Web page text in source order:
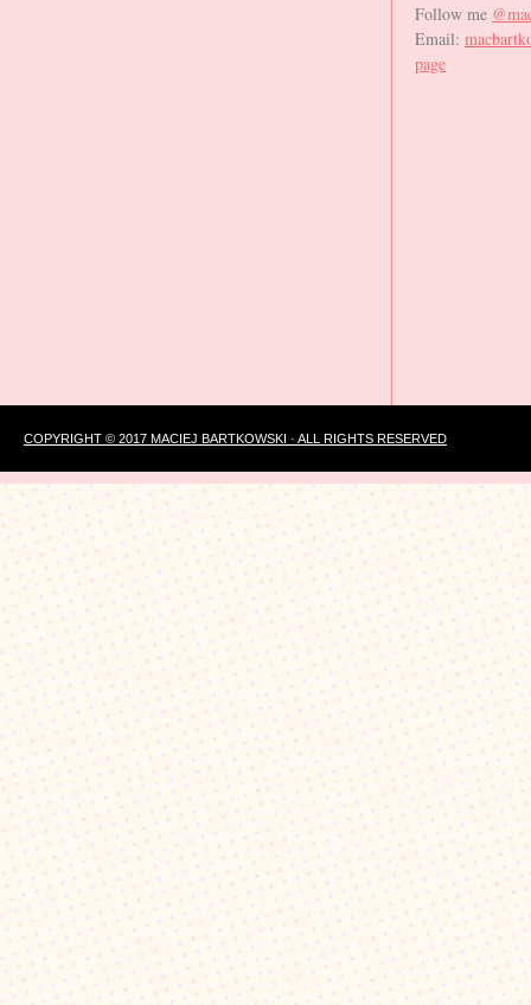
Follow me
Email:
page
COPYRIGHT © 2017 MACIEJ BARTKOWSKI · ALL RIGHTS RESERVED